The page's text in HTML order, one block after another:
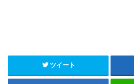
ツイート